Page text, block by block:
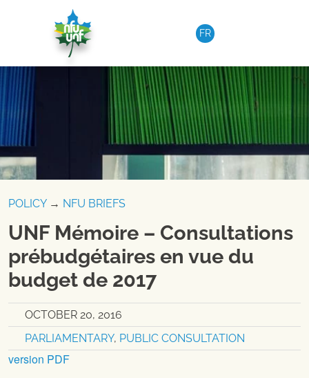
FR
POLICY→ NFU BRIEFS
UNF Mémoire – Consultations
prébudgétaires en vue du
budget de 2017
OCTOBER 20, 2016
PARLIAMENTARY, PUBLIC CONSULTATION
version PDF